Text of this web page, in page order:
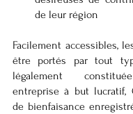
de leur région
Facilement accessibles,
être portés par tout
légalement
entreprise à but lucratif,
de bienfaisance